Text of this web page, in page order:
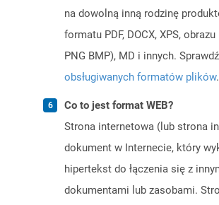
na dowolną inną rodzinę
formatu PDF, DOCX, XPS, obrazu
PNG BMP), MD i innych.
obsługiwanych formatów plików.
Co to jest format WEB?
Strona internetowa (lub strona
dokument w Internecie, który
hipertekst do łączenia się z
dokumentami lub zasobami.